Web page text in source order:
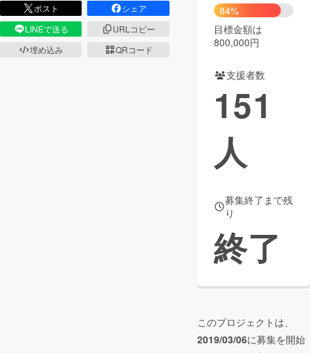
CAMPFIRE for Social Good
CAMPFIRE Creation
CAMPFIREふるさと納税
コミュニティ
ポスト
シェア
LINEで送る
URLコピー
埋め込み
QRコード
84%
目標金額は
800,000円
支援者数
151
人
募集終了まで残
り
終了
このプロジェクトは、
2019/03/06に募集を開始